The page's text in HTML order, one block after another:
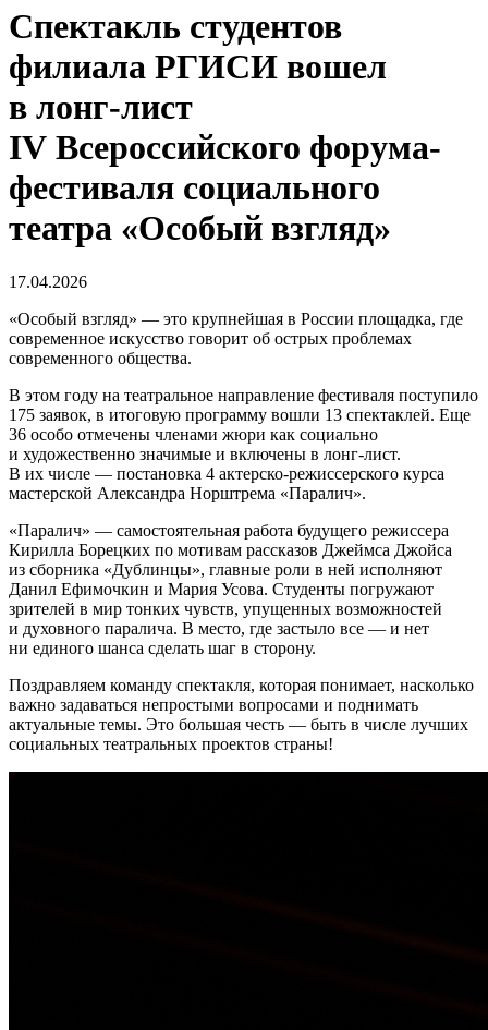
Спектакль студентов
филиала РГИСИ вошел
в лонг-лист
IV Всероссийского форума-
фестиваля социального
театра «Особый взгляд»
17.04.2026
«Особый взгляд» — это крупнейшая в России площадка, где
современное искусство говорит об острых проблемах
современного общества.
В этом году на театральное направление фестиваля поступило
175 заявок, в итоговую программу вошли 13 спектаклей. Еще
36 особо отмечены членами жюри как социально
и художественно значимые и включены в лонг-лист.
В их числе — постановка 4 актерско-режиссерского курса
мастерской Александра Норштрема «Паралич».
«Паралич» — самостоятельная работа будущего режиссера
Кирилла Борецких по мотивам рассказов Джеймса Джойса
из сборника «Дублинцы», главные роли в ней исполняют
Данил Ефимочкин и Мария Усова. Студенты погружают
зрителей в мир тонких чувств, упущенных возможностей
и духовного паралича. В место, где застыло все — и нет
ни единого шанса сделать шаг в сторону.
Поздравляем команду спектакля, которая понимает, насколько
важно задаваться непростыми вопросами и поднимать
актуальные темы. Это большая честь — быть в числе лучших
социальных театральных проектов страны!